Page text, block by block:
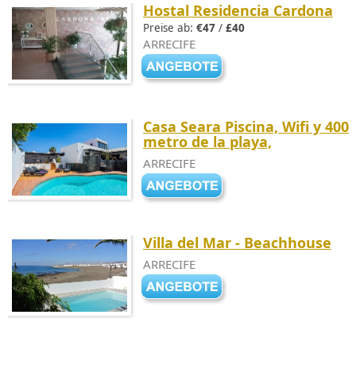
Hostal Residencia Cardona
Preise ab: €47 / £40
ARRECIFE
Casa Seara Piscina, Wifi y 400
metro de la playa,
ARRECIFE
Villa del Mar - Beachhouse
ARRECIFE